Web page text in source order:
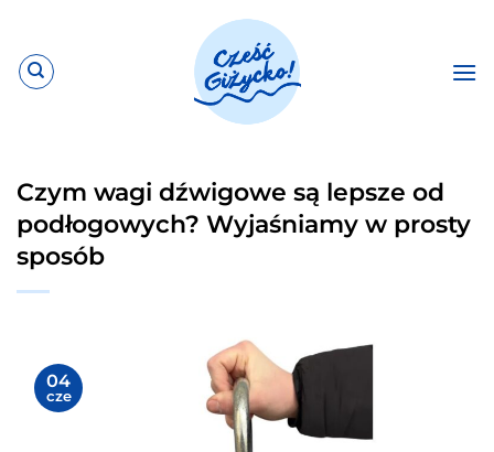
zawartości
Czym wagi dźwigowe są lepsze od
podłogowych? Wyjaśniamy w prosty
sposób
04
cze